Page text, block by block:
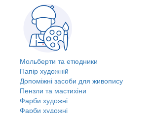
Мольберти та етюдники
Папір художній
Допоміжні засоби для живопису
Пензли та мастихіни
Фарби художні
Фарби художні